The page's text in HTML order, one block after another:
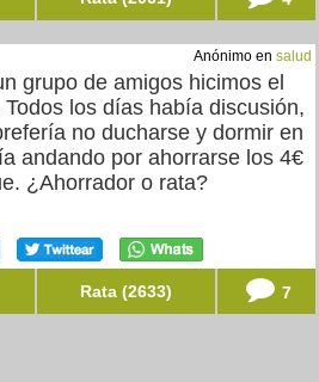
Anónimo en salud
grupo de amigos hicimos el
los días había discusión,
no ducharse y dormir en
andando por ahorrarse los 4€
¿Ahorrador o rata?
Rata (2633) 7